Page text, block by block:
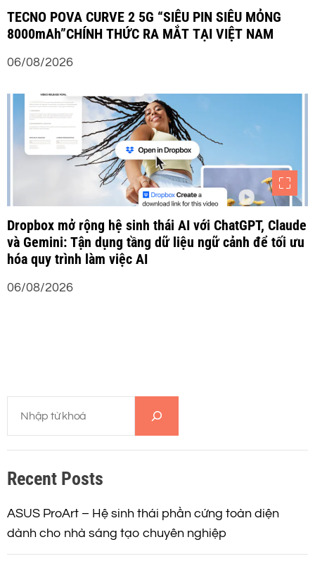
TECNO POVA CURVE 2 5G “SIÊU PIN SIÊU MỎNG
8000mAh”CHÍNH THỨC RA MẮT TẠI VIỆT NAM
06/08/2026
Dropbox mở rộng hệ sinh thái AI với ChatGPT, Claude
và Gemini: Tận dụng tầng dữ liệu ngữ cảnh để tối ưu
hóa quy trình làm việc AI
06/08/2026
m
i
m
Recent Posts
ASUS ProArt – Hệ sinh thái phần cứng toàn diện
dành cho nhà sáng tạo chuyên nghiệp